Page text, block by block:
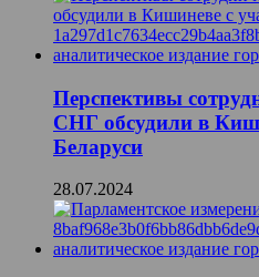
Перспективы
СНГ обсудили в
Беларуси
28.07.2024